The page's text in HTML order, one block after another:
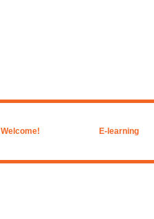
Welcome! E-learning